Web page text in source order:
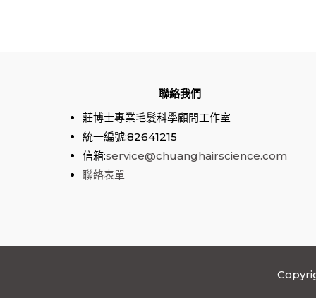
聯絡我們
莊博士專業毛髮科學顧問工作室
統一編號:82641215
信箱:service@chuanghairscience.com
聯絡表單